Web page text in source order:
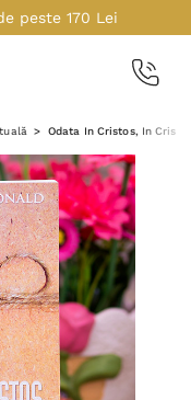
peste 170 Lei
Odata In Cristos, In